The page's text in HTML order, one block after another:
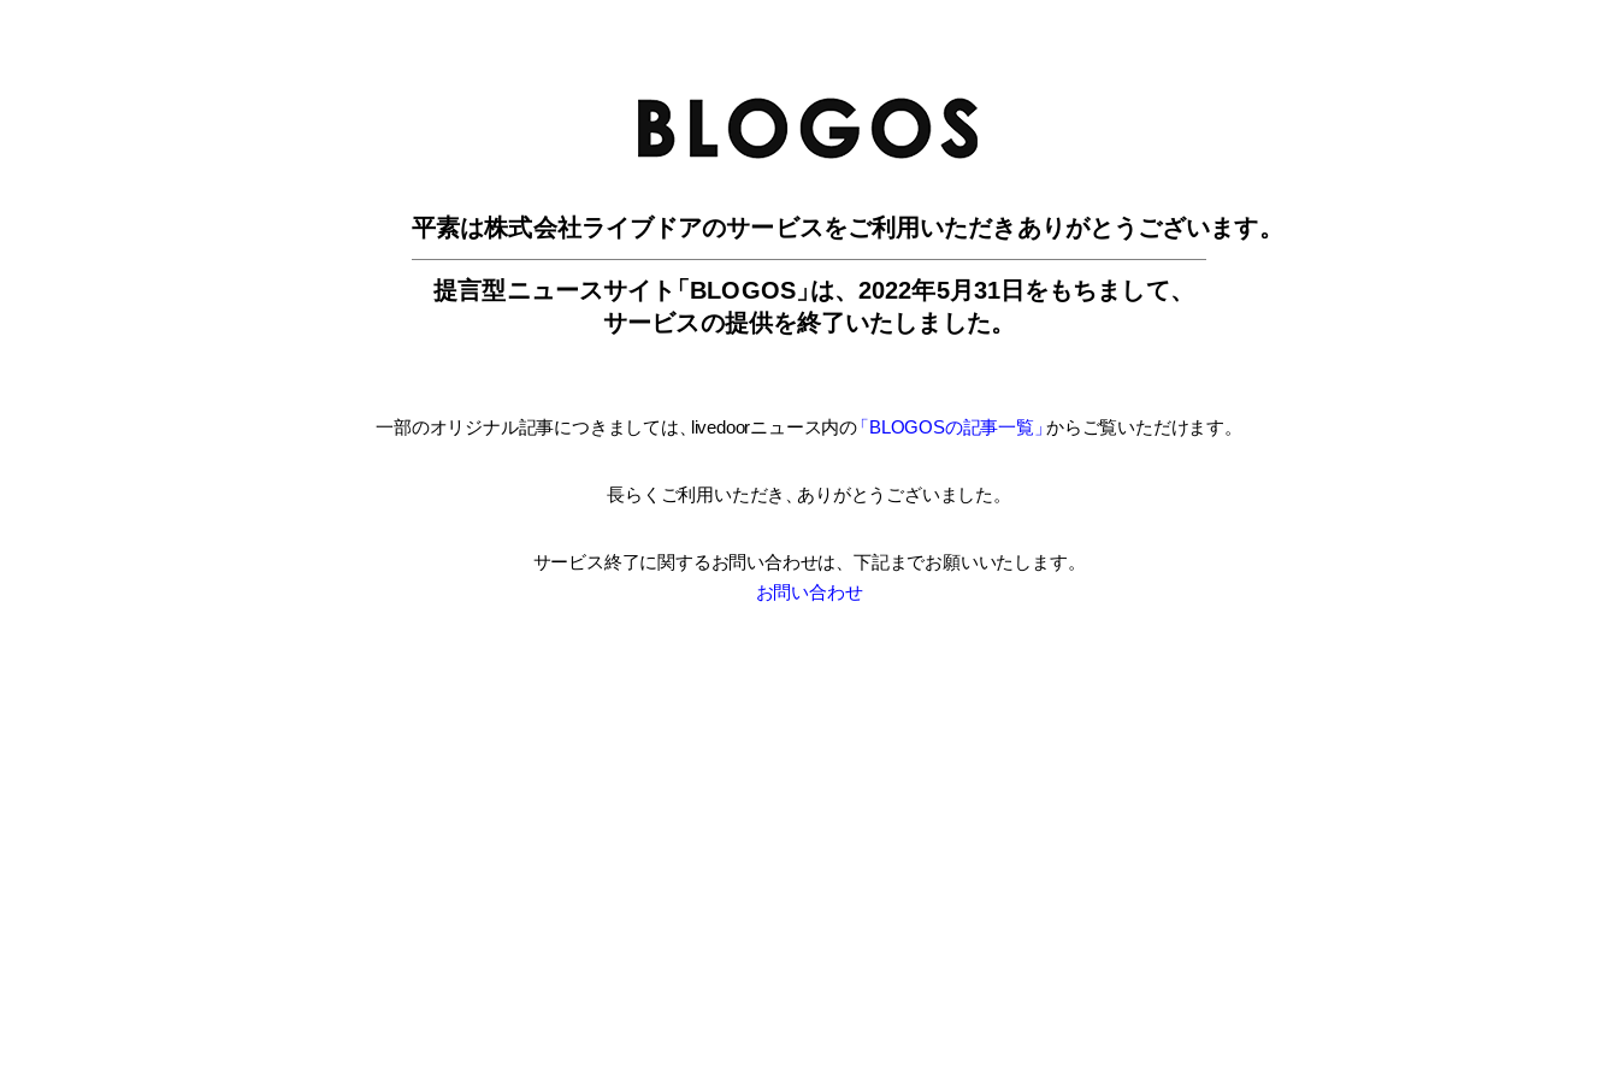
平素は株式会社ライブドアのサービスをご利用いただきありがとうございます。
提言型ニュースサイ ト「BLOGOS」は、2022年5月31日をもちまして、
サービスの提供を終了いたしました。
一部のオリジナル記事につきましては livedoorニュース内の「BLOGOSの記事一覧」 からご覧いただけます。
長らくご利用いただき ありがとうございました。
サービス終了に関するお問い合わせは、 下記までお願いいたします。
お問い合わせ